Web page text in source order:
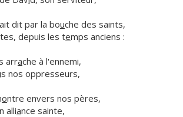
dit par la bouche des saints,
depuis les temps anciens :
arrache à l'ennemi,
s nos oppresseurs,
ontre envers nos pères,
alliance sainte,